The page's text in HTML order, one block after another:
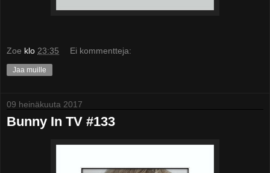
Zoe klo 23:35 Ei kommentteja:
Jaa muille
09 heinäkuuta 2017
Bunny In TV #133